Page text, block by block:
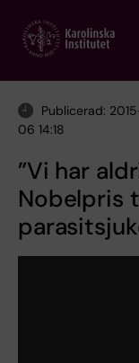
main
Publicerad:
06 14:18
”Vi har
Nobelpris